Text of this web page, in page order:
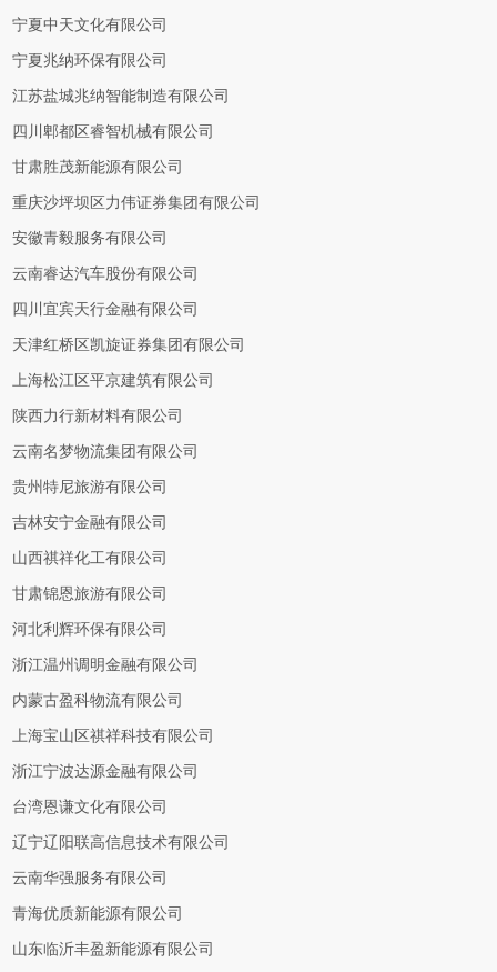
宁夏中天文化有限公司
宁夏兆纳环保有限公司
江苏盐城兆纳智能制造有限公司
四川郫都区睿智机械有限公司
甘肃胜茂新能源有限公司
重庆沙坪坝区力伟证券集团有限公司
安徽青毅服务有限公司
云南睿达汽车股份有限公司
四川宜宾天行金融有限公司
天津红桥区凯旋证券集团有限公司
上海松江区平京建筑有限公司
陕西力行新材料有限公司
云南名梦物流集团有限公司
贵州特尼旅游有限公司
吉林安宁金融有限公司
山西祺祥化工有限公司
甘肃锦恩旅游有限公司
河北利辉环保有限公司
浙江温州调明金融有限公司
内蒙古盈科物流有限公司
上海宝山区祺祥科技有限公司
浙江宁波达源金融有限公司
台湾恩谦文化有限公司
辽宁辽阳联高信息技术有限公司
云南华强服务有限公司
青海优质新能源有限公司
山东临沂丰盈新能源有限公司